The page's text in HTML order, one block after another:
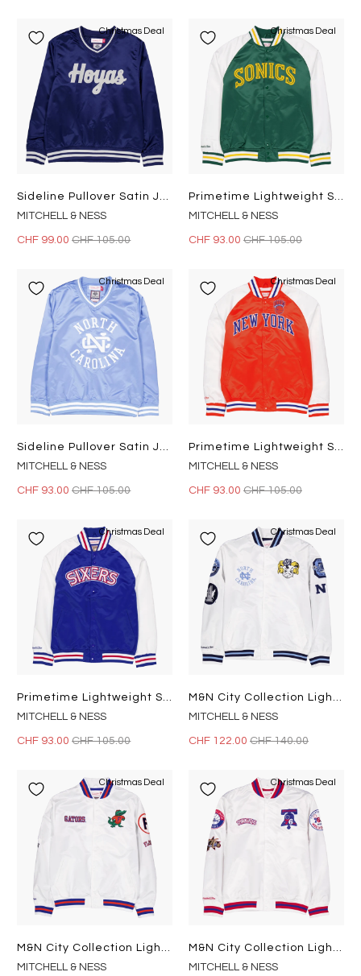
Christmas Deal
Sideline Pullover Satin Jacket Navy
MITCHELL & NESS
CHF 99.00CHF 105.00
Christmas Deal
Primetime Lightweight Satin Ja Dark Green
MITCHELL & NESS
CHF 93.00 CHF 105.00
Christmas Deal
Sideline Pullover Satin Jacket Light Blue
MITCHELL & NESS
CHF 93.00CHF 105.00
Christmas Deal
Primetime Lightweight Satin Ja Orange
MITCHELL & NESS
CHF 93.00 CHF 105.00
Christmas Deal
MITCHELL & NESS
CHF 93.00CHF 105.00
Christmas Deal
MITCHELL & NESS
CHF 122.00 CHF 140.00
Christmas Deal
MITCHELL & NESS
Christmas Deal
MITCHELL & NESS